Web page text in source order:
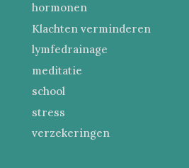
hormonen
Klachten verminderen
lymfedrainage
meditatie
school
stress
verzekeringen